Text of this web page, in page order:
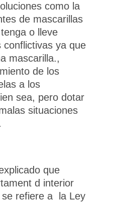
como la
de mascarillas
o lleve
conflictivas ya que
mascarilla.,
de los
a los
sea, pero dotar
situaciones
que
d interior
refiere a la Ley